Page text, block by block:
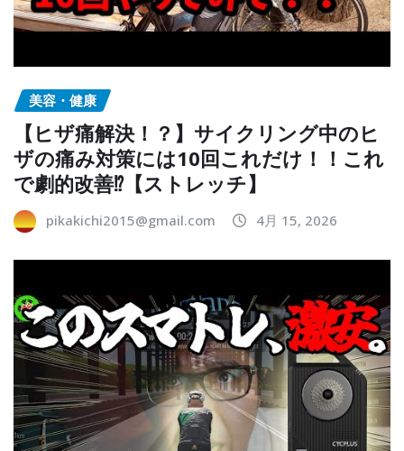
美容・健康
【ヒザ痛解決！？】サイクリング中のヒ
ザの痛み対策には10回これだけ！！これ
で劇的改善⁉︎【ストレッチ】
pikakichi2015@gmail.com 4月 15, 2026